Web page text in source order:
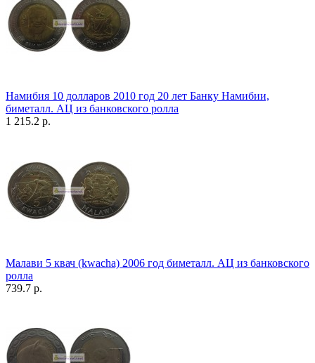
Намибия 10 долларов 2010 год 20 лет Банку Намибии,
биметалл. АЦ из банковского ролла
1 215.2 р.
Малави 5 квач (kwacha) 2006 год биметалл. АЦ из банковского
ролла
739.7 р.